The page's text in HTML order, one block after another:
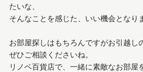
たいな、
そんなことを感じた、いい機会となり
お部屋探しはもちろんですがお引越し
ぜひご相談くださいね。
リノベ百貨店で、一緒に素敵なお部屋